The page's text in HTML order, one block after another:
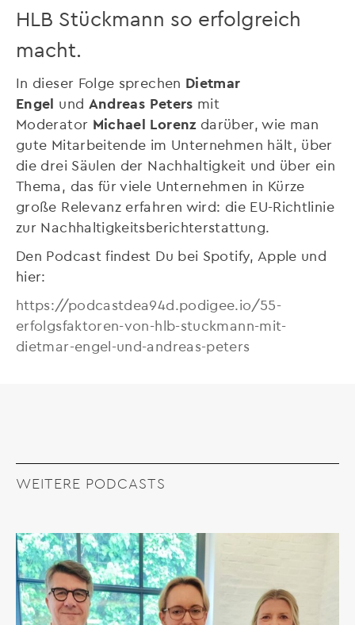
HLB Stückmann so erfolgreich
macht.
In dieser Folge sprechen Dietmar
Engel und Andreas Peters mit
Moderator Michael Lorenz darüber, wie man
gute Mitarbeitende im Unternehmen hält, über
die drei Säulen der Nachhaltigkeit und über ein
Thema, das für viele Unternehmen in Kürze
große Relevanz erfahren wird: die EU-Richtlinie
zur Nachhaltigkeitsberichterstattung.
Den Podcast findest Du bei Spotify, Apple und
hier:
https://podcastdea94d.podigee.io/55-
erfolgsfaktoren-von-hlb-stuckmann-mit-
dietmar-engel-und-andreas-peters
WEITERE PODCASTS